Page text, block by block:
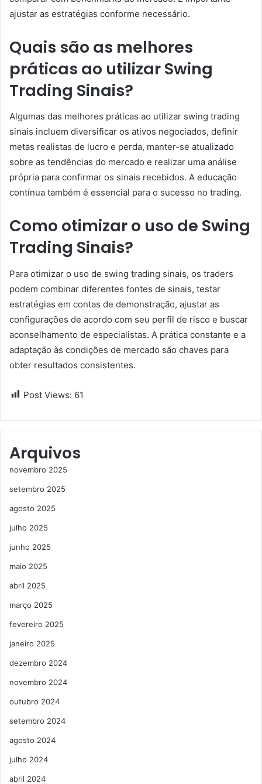
ajustar as estratégias conforme necessário.
Quais são as melhores
práticas ao utilizar Swing
Trading Sinais?
Algumas das melhores práticas ao utilizar swing trading
sinais incluem diversificar os ativos negociados, definir
metas realistas de lucro e perda, manter-se atualizado
sobre as tendências do mercado e realizar uma análise
própria para confirmar os sinais recebidos. A educação
contínua também é essencial para o sucesso no trading.
Como otimizar o uso de Swing
Trading Sinais?
Para otimizar o uso de swing trading sinais, os traders
podem combinar diferentes fontes de sinais, testar
estratégias em contas de demonstração, ajustar as
configurações de acordo com seu perfil de risco e buscar
aconselhamento de especialistas. A prática constante e a
adaptação às condições de mercado são chaves para
obter resultados consistentes.
Post Views: 61
Arquivos
novembro 2025
setembro 2025
agosto 2025
julho 2025
junho 2025
maio 2025
abril 2025
março 2025
fevereiro 2025
janeiro 2025
dezembro 2024
novembro 2024
outubro 2024
setembro 2024
agosto 2024
julho 2024
abril 2024